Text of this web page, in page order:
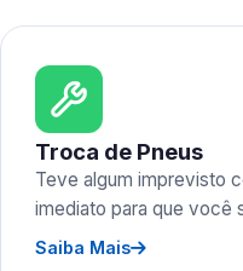
Troca de Pneus
Teve algum imprevisto
imediato para que você
Saiba Mais